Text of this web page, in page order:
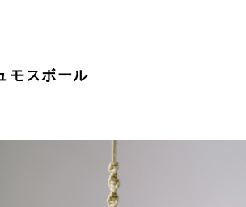
モスボール